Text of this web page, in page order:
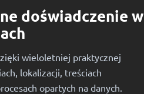
doświadczenie w
wieloletniej praktycznej
lokalizacji, treściach
opartych na danych.